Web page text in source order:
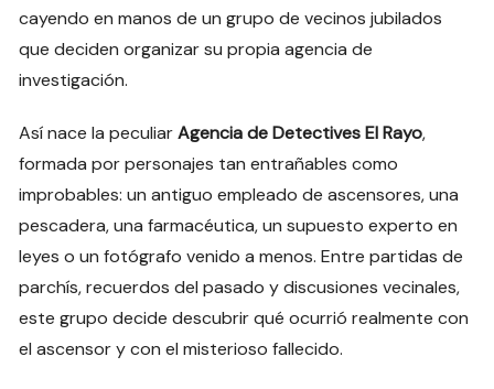
cayendo en manos de un grupo de vecinos jubilados
que deciden organizar su propia agencia de
investigación.
Así nace la peculiarAgencia de Detectives El Rayo,
formada por personajes tan entrañables como
improbables: un antiguo empleado de ascensores, una
pescadera, una farmacéutica, un supuesto experto en
leyes o un fotógrafo venido a menos. Entre partidas de
parchís, recuerdos del pasado y discusiones vecinales,
este grupo decide descubrir qué ocurrió realmente con
el ascensor y con el misterioso fallecido.